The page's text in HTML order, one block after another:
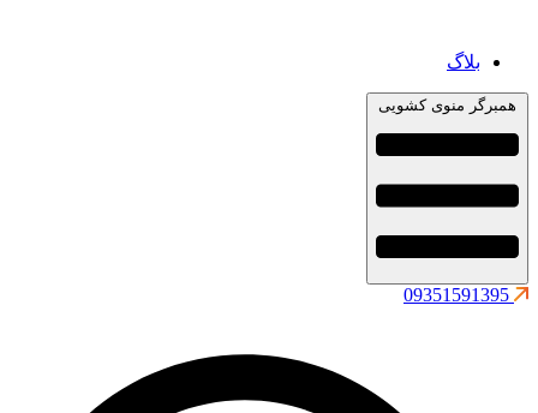
بلاگ
همبرگر منوی کشویی
09351591395